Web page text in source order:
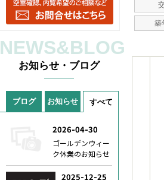
築
NEWS&BLOG
お知らせ・ブログ
すべて
お知らせ
ブログ